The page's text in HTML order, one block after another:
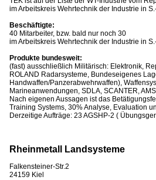
im Arbeitskreis Wehrtechnik der Industrie in
Beschäftigte:
40 Mitarbeiter, bzw. bald nur noch 30
im Arbeitskreis Wehrtechnik der Industrie in
Produkte bundesweit:
(fast) ausschließlich Militärisch: Elektronik,
ROLAND Radarsysteme, Bundeseigenes
Handwaffen/Panzerabwehrwaffen),
Marineanwendungen, SDLA, SCANTER,
Nach eigenen Aussagen ist das
Training Systems, 30% Analyse, Evaluation
Derzeitige Aufträge: 23 AGSHP-2 (
Rheinmetall Landsysteme
Falkensteiner-Str.2
24159 Kiel